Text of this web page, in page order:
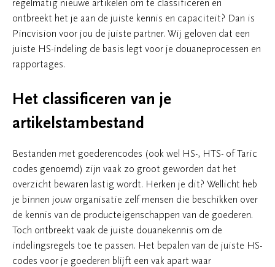
regelmatig nieuwe artikelen om te classificeren en
ontbreekt het je aan de juiste kennis en capaciteit? Dan is
Pincvision voor jou de juiste partner. Wij geloven dat een
juiste HS-indeling de basis legt voor je douaneprocessen en
rapportages.
Het classificeren van je
artikelstambestand
Bestanden met goederencodes (ook wel HS-, HTS- of Taric
codes genoemd) zijn vaak zo groot geworden dat het
overzicht bewaren lastig wordt. Herken je dit? Wellicht heb
je binnen jouw organisatie zelf mensen die beschikken over
de kennis van de producteigenschappen van de goederen.
Toch ontbreekt vaak de juiste douanekennis om de
indelingsregels toe te passen. Het bepalen van de juiste HS-
codes voor je goederen blijft een vak apart waar